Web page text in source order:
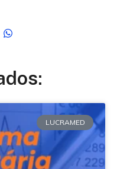
LUCRAMED